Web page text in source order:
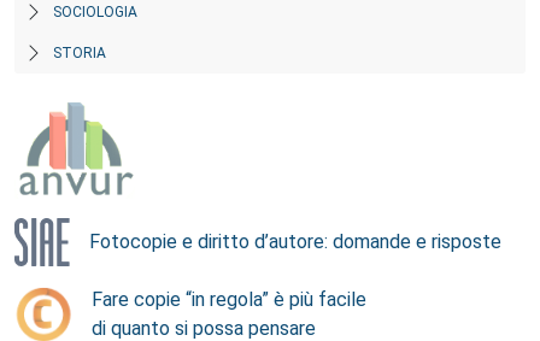
SOCIOLOGIA
STORIA
Fotocopie e diritto d’autore: domande e risposte
Fare copie “in regola” è più facile
di quanto si possa pensare